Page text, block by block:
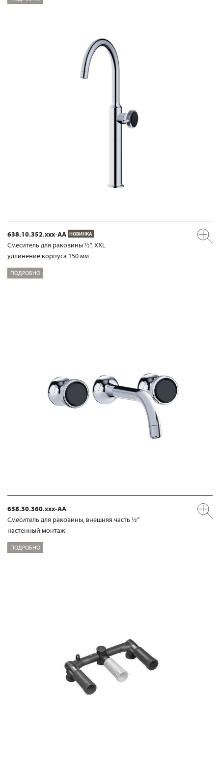
638.10.352.xxx-AA НОВИНКА
Смеситель для раковины ½“, XXL
удлинение корпуса 150 мм
ПОДРОБНО
638.30.360.xxx-AA
Смеситель для раковины, внешняя часть ½“
настенный монтаж
ПОДРОБНО